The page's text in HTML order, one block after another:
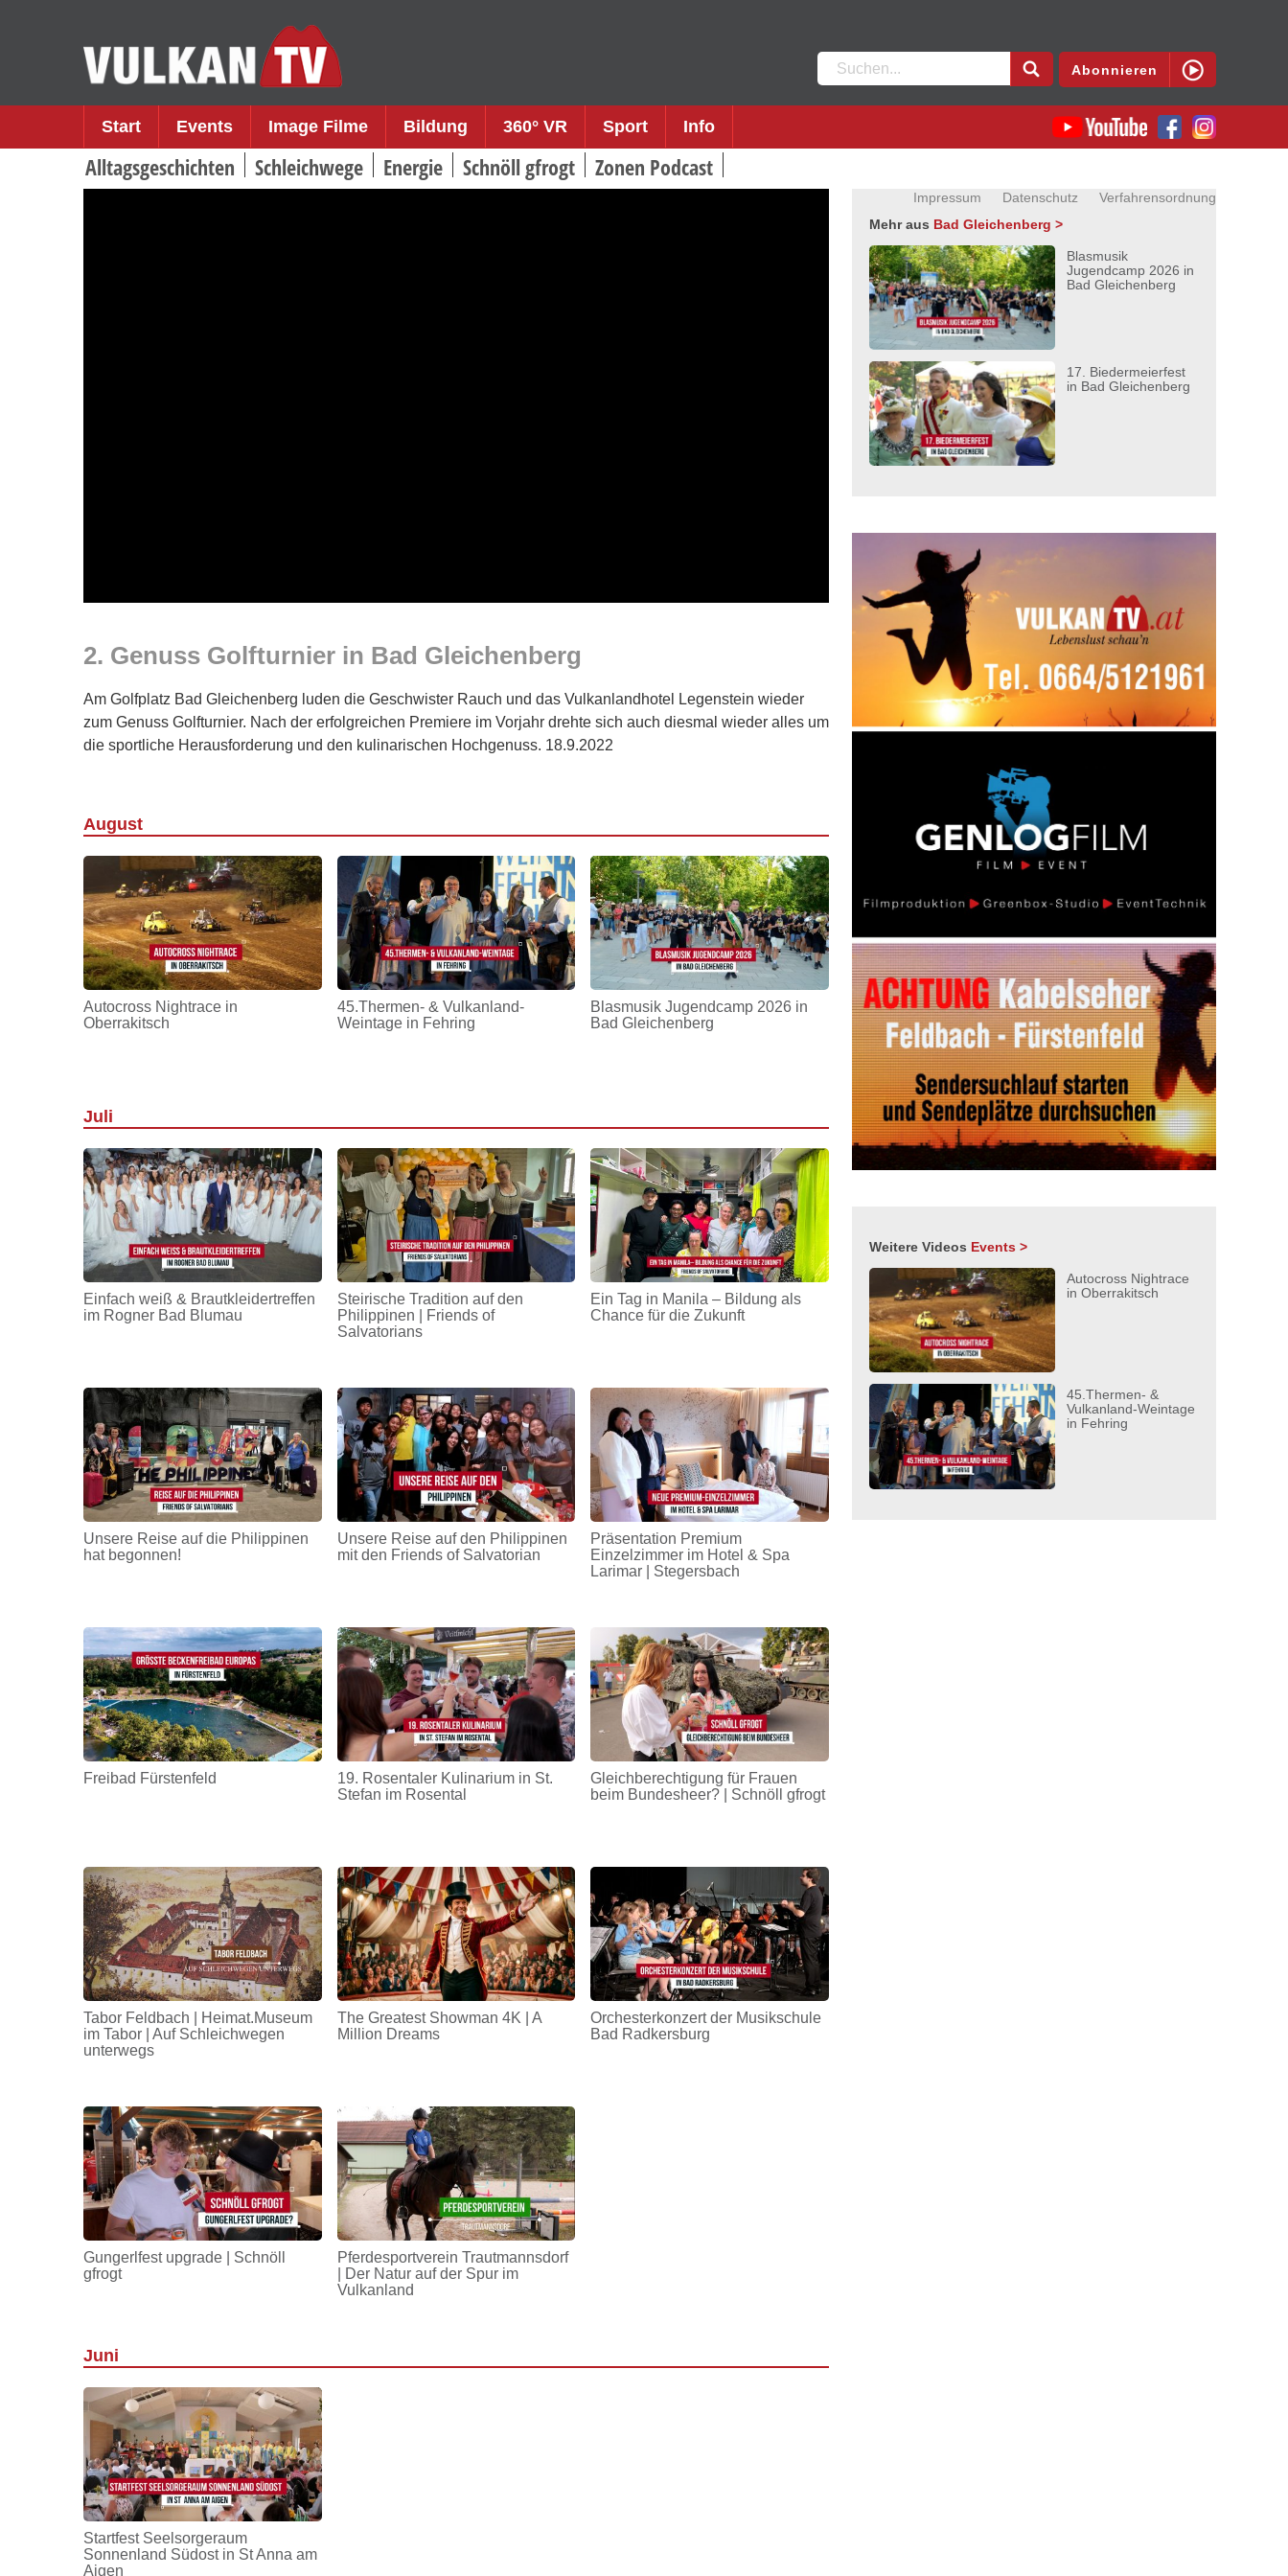
Suchen
nach:
Abonnieren
Start Events Image Filme Bildung 360° VR Sport Info
Alltagsgeschichten Schleichwege Energie Schnöll gfrogt Zonen Podcast
2. Genuss Golfturnier in Bad Gleichenberg
Am Golfplatz Bad Gleichenberg luden die Geschwister Rauch und das Vulkanlandhotel Legenstein wieder
zum Genuss Golfturnier. Nach der erfolgreichen Premiere im Vorjahr drehte sich auch diesmal wieder alles um
die sportliche Herausforderung und den kulinarischen Hochgenuss. 18.9.2022
August
Autocross Nightrace in
Oberrakitsch
45.Thermen- & Vulkanland-
Weintage in Fehring
Blasmusik Jugendcamp 2026 in
Bad Gleichenberg
Juli
Einfach weiß & Brautkleidertreffen
im Rogner Bad Blumau
Steirische Tradition auf den
Philippinen | Friends of
Salvatorians
Ein Tag in Manila – Bildung als
Chance für die Zukunft
Unsere Reise auf die Philippinen
hat begonnen!
Unsere Reise auf den Philippinen
mit den Friends of Salvatorian
Präsentation Premium
Einzelzimmer im Hotel & Spa
Larimar | Stegersbach
Freibad Fürstenfeld
19. Rosentaler Kulinarium in St.
Stefan im Rosental
Gleichberechtigung für Frauen
beim Bundesheer? | Schnöll gfrogt
Tabor Feldbach | Heimat.Museum
im Tabor | Auf Schleichwegen
unterwegs
The Greatest Showman 4K | A
Million Dreams
Orchesterkonzert der Musikschule
Bad Radkersburg
Gungerlfest upgrade | Schnöll
gfrogt
Pferdesportverein Trautmannsdorf
| Der Natur auf der Spur im
Vulkanland
Juni
Startfest Seelsorgeraum
Sonnenland Südost in St Anna am
Aigen
Impressum Datenschutz
Verfahrensordnung
Mehr aus Bad Gleichenberg >
Blasmusik
Jugendcamp 2026 in
Bad Gleichenberg
17. Biedermeierfest
in Bad Gleichenberg
Weitere Videos Events >
Autocross Nightrace
in Oberrakitsch
45.Thermen- &
Vulkanland-Weintage
in Fehring